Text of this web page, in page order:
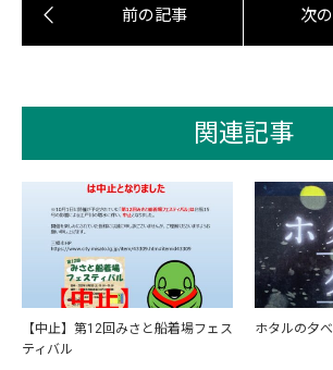
関連記事
【中止】第12回みさと船着場フェス
ティバル
ホタルの夕べ